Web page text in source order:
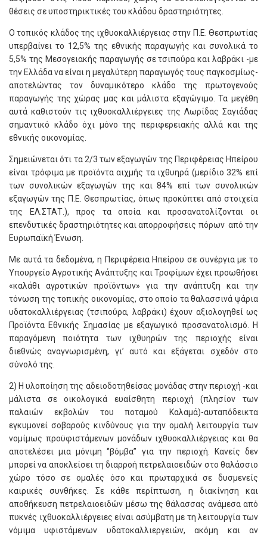
θέσεις σε υποστηρικτικές του κλάδου δραστηριότητες.
Ο τοπικός κλάδος της ιχθυοκαλλιέργειας στην Π.Ε. Θεσπρωτίας
υπερβαίνει το 12,5% της εθνικής παραγωγής και συνολικά το
5,5% της Μεσογειακής παραγωγής σε τσιπούρα και λαβράκι -με
την Ελλάδα να είναι η μεγαλύτερη παραγωγός τους παγκοσμίως-
αποτελώντας τον δυναμικότερο κλάδο της πρωτογενούς
παραγωγής της χώρας μας και μάλιστα εξαγώγιμο. Τα μεγέθη
αυτά καθιστούν τις ιχθυοκαλλιέργειες της Λωρίδας Σαγιάδας
σημαντικό κλάδο όχι μόνο της περιφερειακής αλλά και της
εθνικής οικονομίας.
Σημειώνεται ότι τα 2/3 των εξαγωγών της Περιφέρειας Ηπείρου
είναι τρόφιμα με προϊόντα αιχμής τα ιχθυηρά (μερίδιο 32% επί
των συνολικών εξαγωγών της και 84% επί των συνολικών
εξαγωγών της Π.Ε. Θεσπρωτίας, όπως προκύπτει από στοιχεία
της ΕΛ.ΣΤΑΤ.), προς τα οποία και προσανατολίζονται οι
επενδυτικές δραστηριότητες και απορροφήσεις πόρων από την
Ευρωπαϊκή Ένωση.
Με αυτά τα δεδομένα, η Περιφέρεια Ηπείρου σε συνέργια με το
Υπουργείο Αγροτικής Ανάπτυξης και Τροφίμων έχει προωθήσει
«καλάθι αγροτικών προϊόντων» για την ανάπτυξη και την
τόνωση της τοπικής οικονομίας, στο οποίο τα θαλασσινά ψάρια
υδατοκαλλιέργειας (τσιπούρα, λαβράκι) έχουν αξιολογηθεί ως
Προϊόντα Εθνικής Σημασίας με εξαγωγικό προσανατολισμό. Η
παραγόμενη ποιότητα των ιχθυηρών της περιοχής είναι
διεθνώς αναγνωρισμένη, γι’ αυτό και εξάγεται σχεδόν στο
σύνολό της.
2) Η υλοποίηση της αδειοδοτηθείσας μονάδας στην περιοχή -και
μάλιστα σε οικολογικά ευαίσθητη περιοχή (πλησίον των
παλαιών εκβολών του ποταμού Καλαμά)-αυταπόδεικτα
εγκυμονεί σοβαρούς κινδύνους για την ομαλή λειτουργία των
νομίμως προϋφιστάμενων μονάδων ιχθυοκαλλιέργειας και θα
αποτελέσει μια μόνιμη ‘’βόμβα’’ για την περιοχή. Κανείς δεν
μπορεί να αποκλείσει τη διαρροή πετρελαιοειδών στο θαλάσσιο
χώρο τόσο σε ομαλές όσο και πρωταρχικά σε δυσμενείς
καιρικές συνθήκες. Σε κάθε περίπτωση, η διακίνηση και
αποθήκευση πετρελαιοειδών μέσω της θάλασσας ανάμεσα από
πυκνές ιχθυοκαλλιέργειες είναι ασύμβατη με τη λειτουργία των
νόμιμα υφιστάμενων υδατοκαλλιεργειών, ακόμη και αν